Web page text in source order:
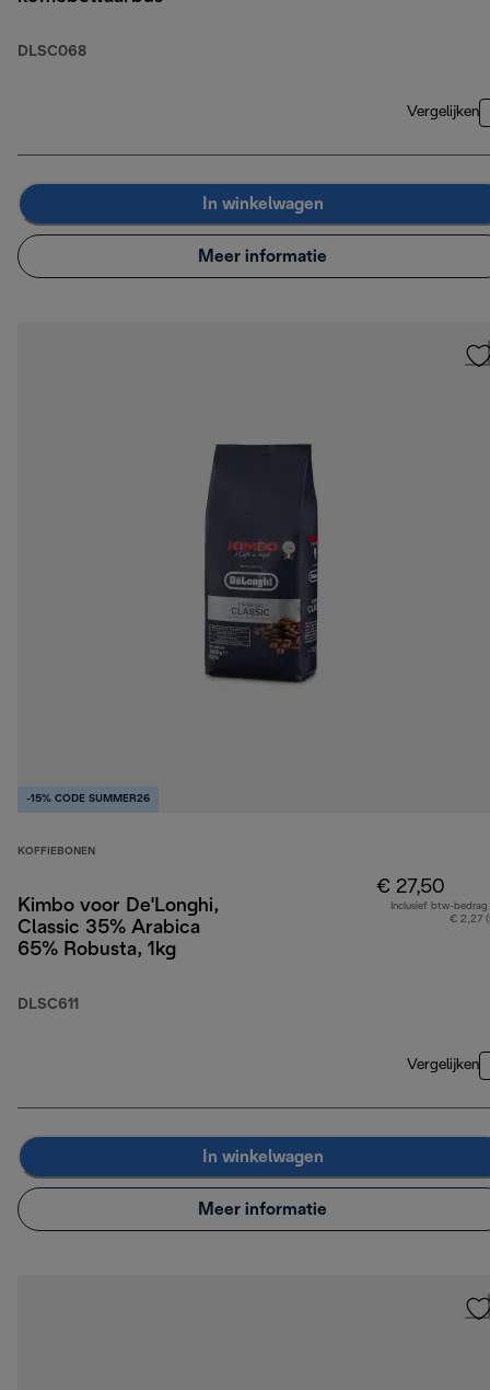
DLSC068
Vergelijken
In winkelwagen
Meer informatie
-15% CODE SUMMER26
KOFFIEBONEN
Kimbo voor De'Longhi,
Classic 35% Arabica
65% Robusta, 1kg
DLSC611
€ 27,50
Inclusief btw-bedrag
€ 2,27
Vergelijken
In winkelwagen
Meer informatie